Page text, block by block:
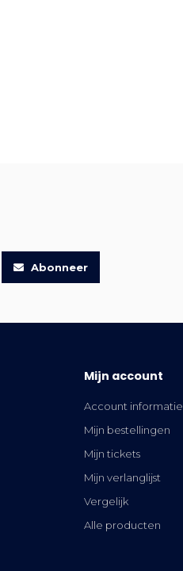
Abonneer
Mijn account
Account informatie
Mijn bestellingen
Mijn tickets
Mijn verlanglijst
Vergelijk
Alle producten